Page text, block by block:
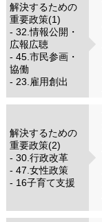
解決するための
重要政策(1)
- 32.情報公開・
広報広聴
- 45.市民参画・
協働
- 23.雇用創出
解決するための
重要政策(2)
- 30.行政改革
- 47.女性政策
- 16子育て支援